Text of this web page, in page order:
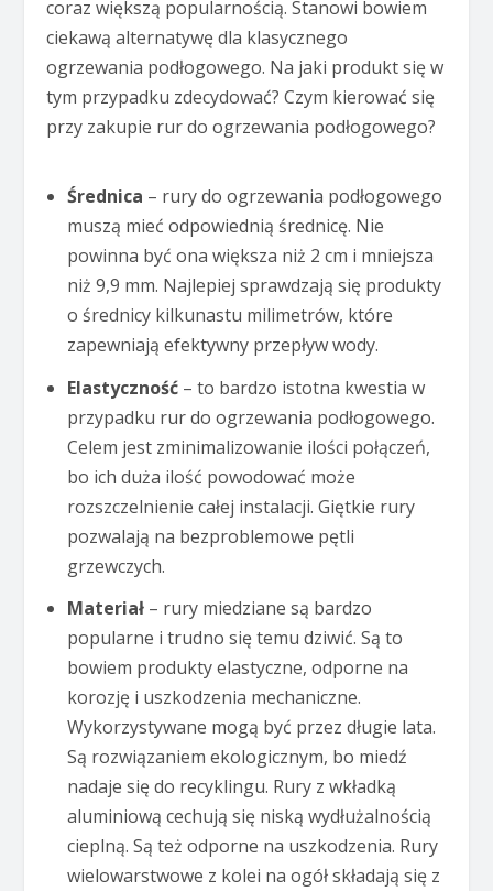
coraz większą popularnością. Stanowi bowiem
ciekawą alternatywę dla klasycznego
ogrzewania podłogowego. Na jaki produkt się w
tym przypadku zdecydować? Czym kierować się
przy zakupie rur do ogrzewania podłogowego?
Średnica – rury do ogrzewania podłogowego
muszą mieć odpowiednią średnicę. Nie
powinna być ona większa niż 2 cm i mniejsza
niż 9,9 mm. Najlepiej sprawdzają się produkty
o średnicy kilkunastu milimetrów, które
zapewniają efektywny przepływ wody.
Elastyczność– to bardzo istotna kwestia w
przypadku rur do ogrzewania podłogowego.
Celem jest zminimalizowanie ilości połączeń,
bo ich duża ilość powodować może
rozszczelnienie całej instalacji. Giętkie rury
pozwalają na bezproblemowe pętli
grzewczych.
Materiał– rury miedziane są bardzo
popularne i trudno się temu dziwić. Są to
bowiem produkty elastyczne, odporne na
korozję i uszkodzenia mechaniczne.
Wykorzystywane mogą być przez długie lata.
Są rozwiązaniem ekologicznym, bo miedź
nadaje się do recyklingu. Rury z wkładką
aluminiową cechują się niską wydłużalnością
cieplną. Są też odporne na uszkodzenia. Rury
wielowarstwowe z kolei na ogół składają się z